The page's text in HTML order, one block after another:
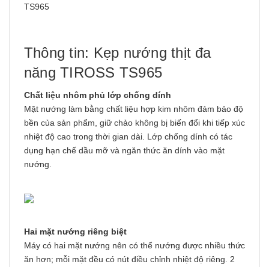
TS965
Thông tin: Kẹp nướng thịt đa
năng TIROSS TS965
Chất liệu nhôm phủ lớp chống dính
Mặt nướng làm bằng chất liệu hợp kim nhôm đảm bảo độ
bền của sản phẩm, giữ chảo không bị biến đổi khi tiếp xúc
nhiệt độ cao trong thời gian dài. Lớp chống dính có tác
dụng hạn chế dầu mỡ và ngăn thức ăn dính vào mặt
nướng.
Hai mặt nướng riêng biệt
Máy có hai mặt nướng nên có thể nướng được nhiều thức
ăn hơn; mỗi mặt đều có nút điều chỉnh nhiệt độ riêng. 2